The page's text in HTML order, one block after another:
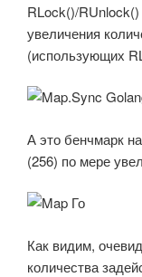
RLock()/
увеличения
(использующих
А это бенчмарк
(256) по мере
Как видим,
количества